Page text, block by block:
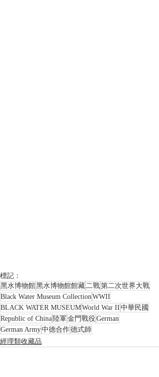
標記：
黑水博物館黑水博物館館藏二戰第二次世界大戰
Black Water Museum CollectionWWII
BLACK WATER MUSEUMWorld War II 中華民國
Republic of China 陸軍金門戰役German
German Army中德合作德式師
經理類收藏品